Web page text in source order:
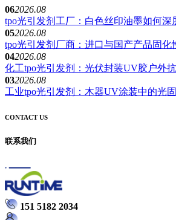
062026.08
tpo光引发剂工厂：白色丝印油墨如何深
052026.08
tpo光引发剂厂商：进口与国产产品固化
042026.08
化工tpo光引发剂：光伏封装UV胶户外
032026.08
工业tpo光引发剂：木器UV涂装中的光
CONTACT US
联系我们
151 5182 2034